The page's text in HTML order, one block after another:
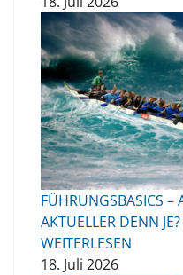
FÜHRUNGSBASICS –
AKTUELLER DENN JE?
WEITERLESEN
18. Juli 2026